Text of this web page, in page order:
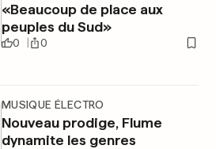
«Beaucoup de place aux
peuples du Sud»
0 0
MUSIQUE ÉLECTRO
Nouveau prodige, Flume
dynamite les genres